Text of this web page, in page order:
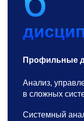
Профильные
Анализ,
в сложных
Системный